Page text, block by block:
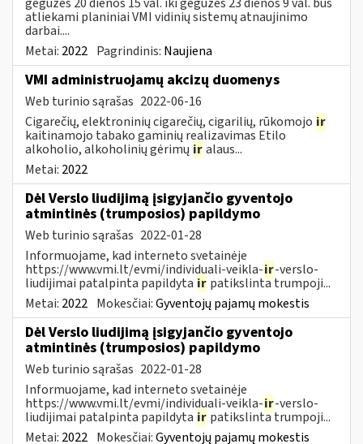
atliekami planiniai VMI vidinių sistemų atnaujinimo
darbai....
Metai: 2022 Pagrindinis: Naujiena
VMI administruojamų akcizų duomenys
Web turinio sąrašas 2022-06-16
Cigarečių, elektroninių cigarečių, cigarilių, rūkomojo ir
kaitinamojo tabako gaminių realizavimas Etilo
alkoholio, alkoholinių gėrimų iralaus...
Metai: 2022
Dėl Verslo liudijimą įsigyjančio gyventojo
atmintinės (trumposios) papildymo
Web turinio sąrašas 2022-01-28
Informuojame, kad interneto svetainėje
https://www.vmi.lt/evmi/individuali-veikla-ir-verslo-
liudijimai patalpinta papildyta ir patikslinta trumpoji...
Metai: 2022 Mokesčiai:Gyventojų pajamų mokestis
Dėl Verslo liudijimą įsigyjančio gyventojo
atmintinės (trumposios) papildymo
Web turinio sąrašas 2022-01-28
Informuojame, kad interneto svetainėje
https://www.vmi.lt/evmi/individuali-veikla-ir-verslo-
liudijimai patalpinta papildyta ir patikslinta trumpoji...
Metai: 2022 Mokesčiai:Gyventojų pajamų mokestis